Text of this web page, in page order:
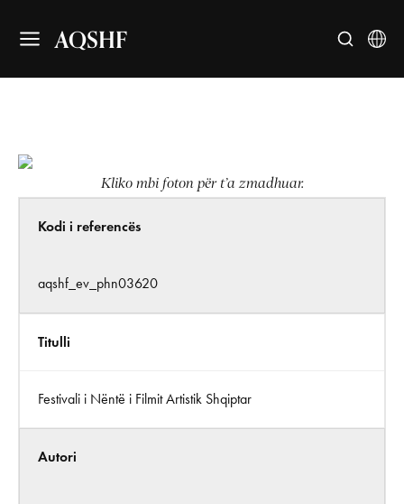
AQSHF
Kliko mbi foton për t’a zmadhuar.
Kodi i referencës
aqshf_ev_phn03620
Titulli
Festivali i Nëntë i Filmit Artistik Shqiptar
Autori